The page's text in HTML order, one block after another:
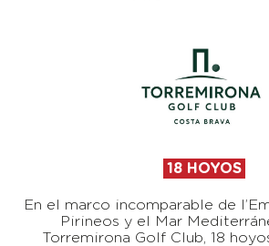
18 HOYOS
En el marco incomparable de
Pirineos y el Mar
Torremirona Golf Club, 18